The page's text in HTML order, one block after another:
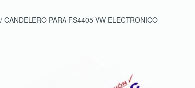
/ CANDELERO PARA FS4405 VW ELECTRONICO